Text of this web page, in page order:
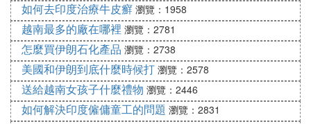
如何去印度治療牛皮癬 瀏覽：1958
越南最多的廠在哪裡 瀏覽：2781
怎麼買伊朗石化產品 瀏覽：2738
美國和伊朗到底什麼時候打 瀏覽：2578
送給越南女孩子什麼禮物 瀏覽：2446
如何解決印度僱傭童工的問題 瀏覽：2831